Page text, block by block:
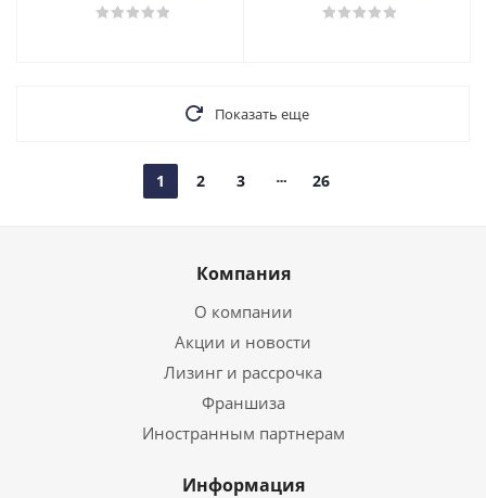
Показать еще
1 2 3 26
Компания
О компании
Акции и новости
Лизинг и рассрочка
Франшиза
Иностранным партнерам
Информация